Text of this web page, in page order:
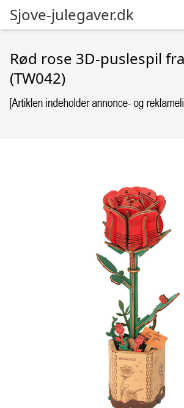
Sjove-julegaver.dk
Rød rose 3D-puslespil fra
(TW042)